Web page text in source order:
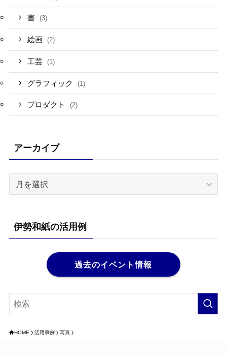
書 (3)
絵画 (2)
工芸 (1)
グラフィック (1)
プロダクト (2)
アーカイブ
ブ
伊勢和紙の活用例
過去のイベント情報
HOME 活用事例 写真